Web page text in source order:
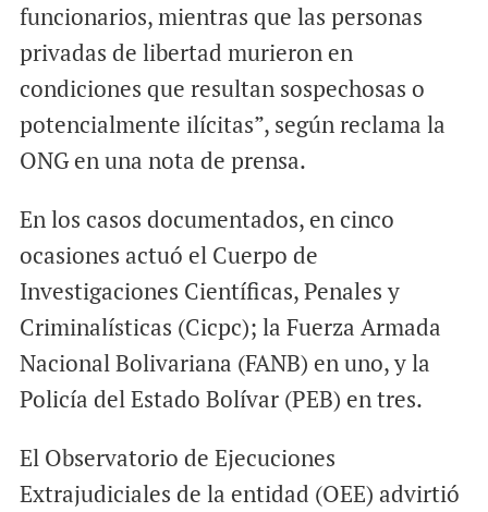
funcionarios, mientras que las personas
privadas de libertad murieron en
condiciones que resultan sospechosas o
potencialmente ilícitas”, según reclama la
ONG en una nota de prensa.
En los casos documentados, en cinco
ocasiones actuó el Cuerpo de
Investigaciones Científicas, Penales y
Criminalísticas (Cicpc); la Fuerza Armada
Nacional Bolivariana (FANB) en uno, y la
Policía del Estado Bolívar (PEB) en tres.
El Observatorio de Ejecuciones
Extrajudiciales de la entidad (OEE) advirtió